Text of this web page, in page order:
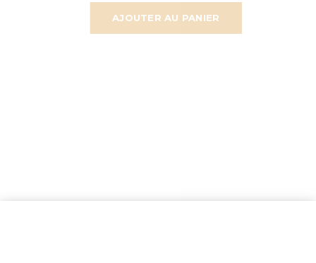
AJOUTER AU PANIER